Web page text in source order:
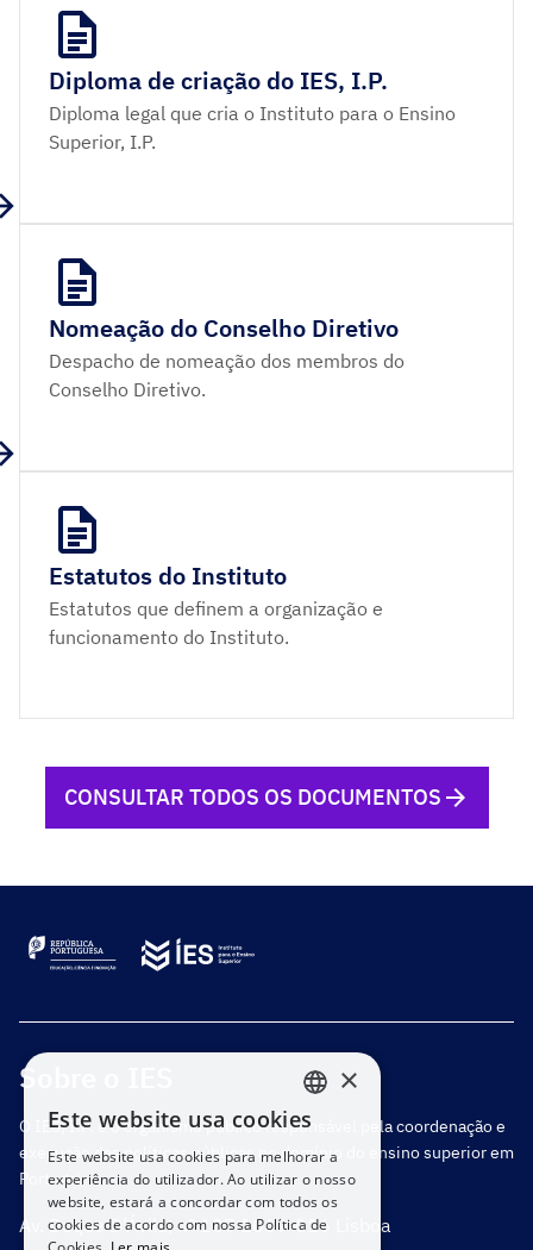
Diploma de criação do IES, I.P.
Diploma legal que cria o Instituto para o Ensino
Superior, I.P.
Nomeação do Conselho Diretivo
Despacho de nomeação dos membros do
Conselho Diretivo.
Estatutos do Instituto
Estatutos que definem a organização e
funcionamento do Instituto.
CONSULTAR TODOS OS DOCUMENTOS
Sobre o IES
O IES, I.P. é o organismo público responsável pela coordenação e
execução das políticas públicas no domínio do ensino superior em
Portugal.
Av. Duque D’Ávila, nº 137 1069-016 Lisboa
PORTUGUESE
ENGLISH
×
Este website usa cookies
Este website usa cookies para melhorar a
experiência do utilizador. Ao utilizar o nosso
website, estará a concordar com todos os
cookies de acordo com nossa Política de